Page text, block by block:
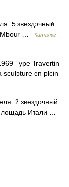
5 звездочный
Mbour …
Каталог
Type Travertin
sculpture en plein
2 звездочный
Итали …